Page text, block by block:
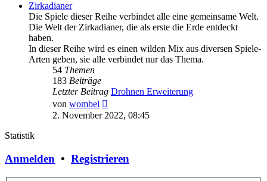
Zirkadianer
Die Spiele dieser Reihe verbindet alle eine gemeinsame Welt.
Die Welt der Zirkadianer, die als erste die Erde entdeckt
haben.
In dieser Reihe wird es einen wilden Mix aus diversen Spiele-
Arten geben, sie alle verbindet nur das Thema.
54 Themen
183 Beiträge
Letzter Beitrag Drohnen Erweiterung
von wombel
Beitrag
2. November 2022, 08:45
Statistik
Anmelden • Registrieren